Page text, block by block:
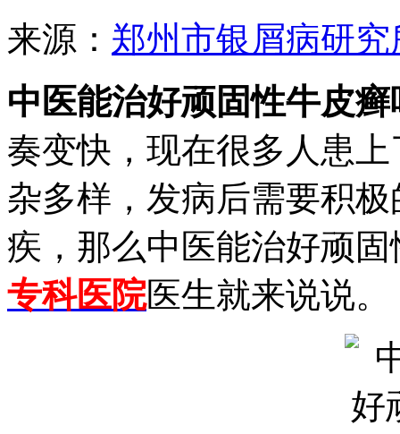
来源： 郑州市银屑病研究
中医能治好顽固性牛皮癣
奏变快，现在很多人患
杂多样，发病后需要积
疾，那么中医能治好顽
专科医院医生就来说说。